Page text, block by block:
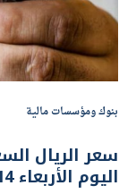
بنوك ومؤسسات مالية
سعر الريال
اليوم الأربعاء 14-1-2026